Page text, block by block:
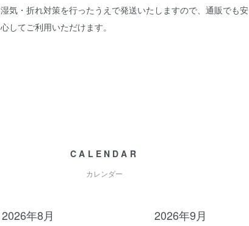
湿気・折れ対策を行ったうえで発送いたしますので、通販でも安
心してご利用いただけます。
CALENDAR
カレンダー
2026年8月 2026年9月